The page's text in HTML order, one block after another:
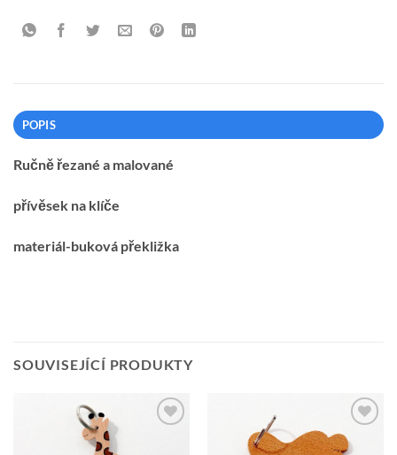
POPIS
Ručně řezané a malované
přívěsek na klíče
materiál-buková překližka
SOUVISEJÍCÍ PRODUKTY
Přidat k
oblíbeným